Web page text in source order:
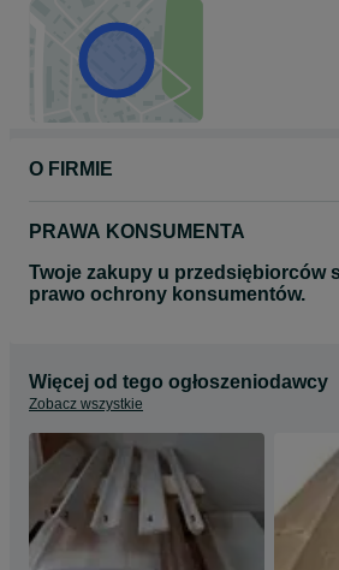
O FIRMIE
PRAWA KONSUMENTA
Twoje zakupy u przedsiębiorców
prawo ochrony konsumentów.
Więcej od tego ogłoszeniodawcy
Zobacz wszystkie